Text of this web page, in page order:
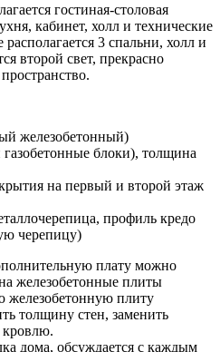
гостиная-столовая
кабинет, холл и технические
3 спальни, холл и
второй свет, прекрасно
железобетонный)
блоки), толщина
на первый и второй этаж
профиль кредо
черепицу)
плату можно
железобетонные плиты
железобетонную плиту
толщину стен, заменить
кровлю.
дома, обсуждается с каждым